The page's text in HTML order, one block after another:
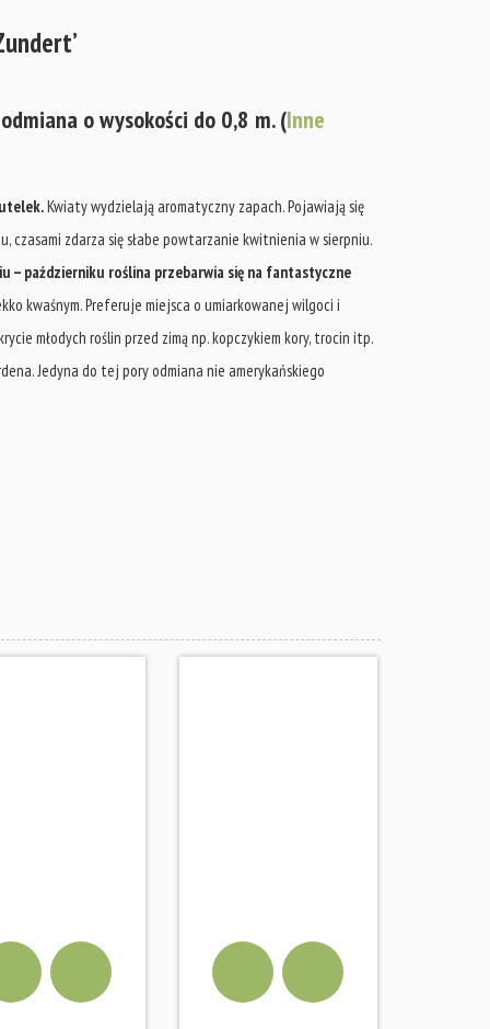
o wysokości do 0,8 m. (Inne
Kwiaty wydzielają aromatyczny zapach. Pojawiają się
czasami zdarza się słabe powtarzanie kwitnienia w sierpniu.
– październiku roślina przebarwia się na fantastyczne
kwaśnym. Preferuje miejsca o umiarkowanej wilgoci i
młodych roślin przed zimą np. kopczykiem kory, trocin itp.
Jedyna do tej pory odmiana nie amerykańskiego